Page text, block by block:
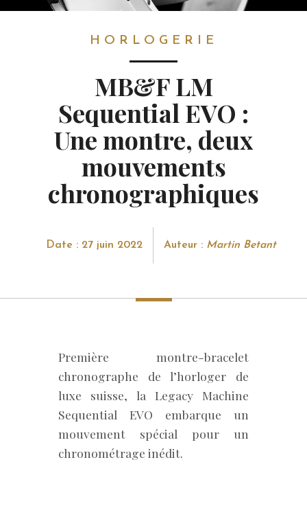
HORLOGERIE
MB&F LM
Sequential EVO :
Une montre, deux
mouvements
chronographiques
Date : 27 juin 2022 Auteur : Martin Betant
Première montre-bracelet
chronographe de l’horloger de
luxe suisse, la Legacy Machine
Sequential EVO embarque un
mouvement spécial pour un
chronométrage inédit.